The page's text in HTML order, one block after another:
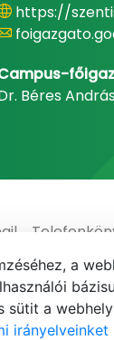
https://
Béres András
a
sütit a
irányelveinket